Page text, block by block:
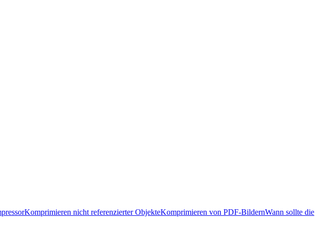
Komprimieren nicht referenzierter ObjekteKomprimieren von PDF-BildernWann sollte die